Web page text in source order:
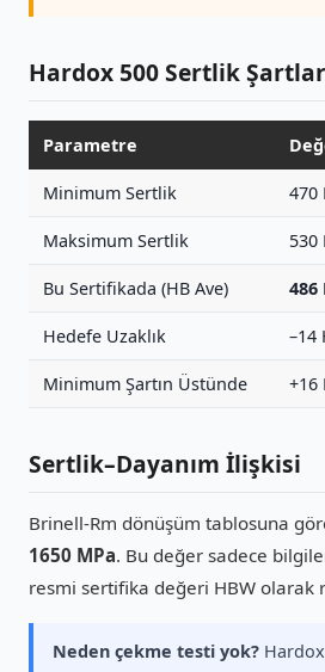
Hardox 500 Sertlik
Parametre
Minimum Sertlik 470
Maksimum Sertlik 530
Bu Sertifikada (HB Ave) 486
Hedefe Uzaklık –14
Minimum Şartın Üstünde +16
Sertlik–Dayanım İlişkisi
Brinell-Rm dönüşüm tablosuna
1650 MPa. Bu değer sadece
resmi sertifika değeri HBW olarak
Neden çekme testi yok?